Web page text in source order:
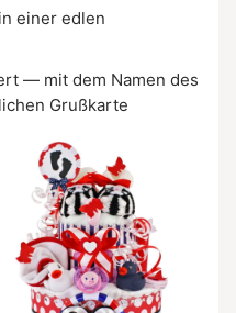
einer edlen
— mit dem Namen des
Grußkarte